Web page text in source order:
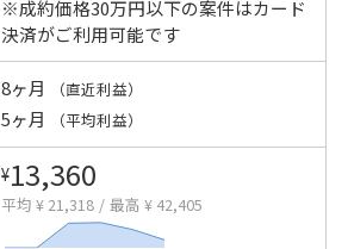
※成約価格30万円以下の案件はカード
決済がご利用可能です
8ヶ月 （直近利益）
5ヶ月 （平均利益）
¥13,360
平均 ¥ 21,318 / 最高 ¥ 42,405